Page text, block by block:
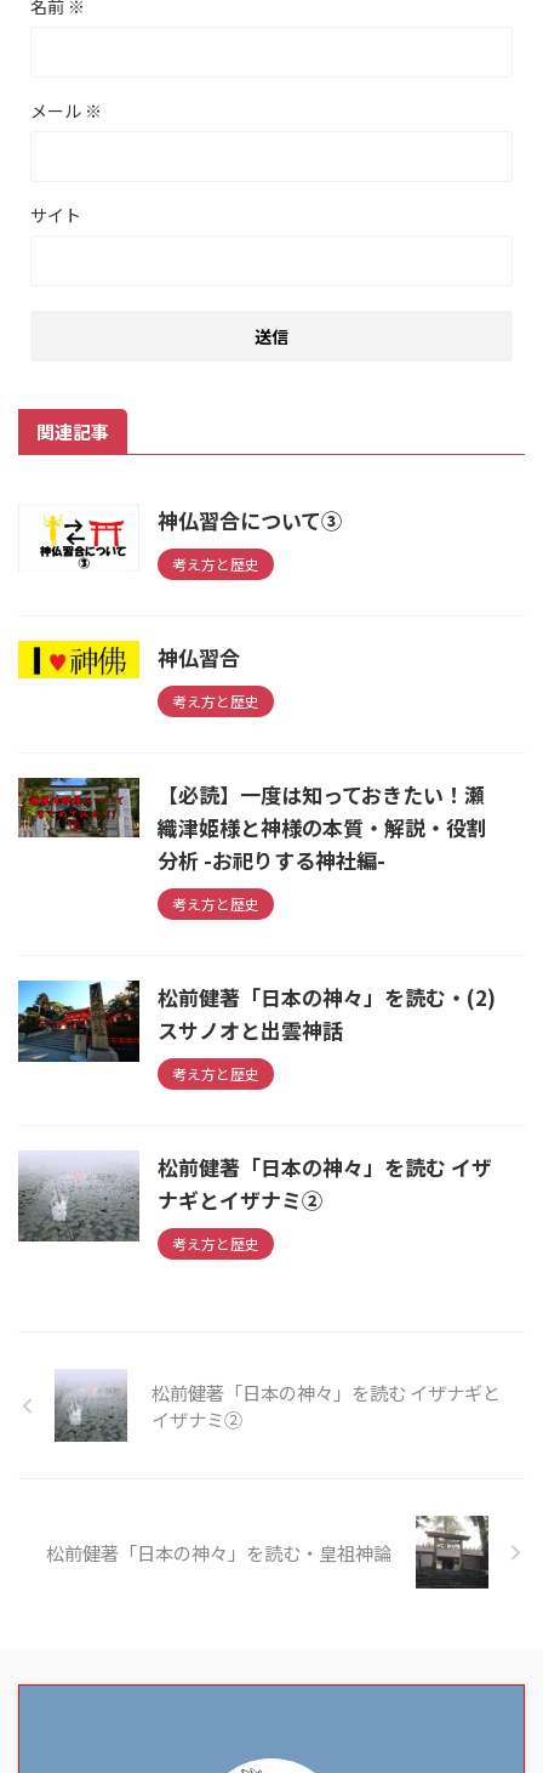
名前 ※
メール ※
サイト
関連記事
神仏習合について③
考え方と歴史
神仏習合
考え方と歴史
【必読】一度は知っておきたい！瀬
織津姫様と神様の本質・解説・役割
分析 -お祀りする神社編-
考え方と歴史
松前健著「日本の神々」を読む・(2)
スサノオと出雲神話
考え方と歴史
松前健著「日本の神々」を読む イザ
ナギとイザナミ②
考え方と歴史
松前健著「日本の神々」を読む イザナギと
イザナミ②
松前健著「日本の神々」を読む・皇祖神論